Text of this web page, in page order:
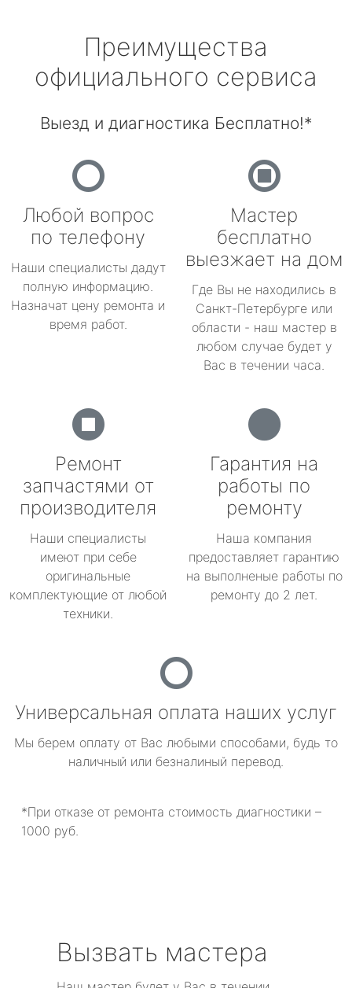
Преимущества
официального сервиса
Выезд и диагностика Бесплатно!*
Любой вопрос
по телефону
Наши специалисты дадут
полную информацию.
Назначат цену ремонта и
время работ.
Мастер
бесплатно
выезжает на дом
Где Вы не находились в
Санкт-Петербурге или
области - наш мастер в
любом случае будет у
Вас в течении часа.
Ремонт
запчастями от
производителя
Наши специалисты
имеют при себе
оригинальные
комплектующие от любой
техники.
Гарантия на
работы по
ремонту
Наша компания
предоставляет гарантию
на выполненые работы по
ремонту до 2 лет.
Универсальная оплата наших услуг
Мы берем оплату от Вас любыми способами, будь то
наличный или безналиный перевод.
*При отказе от ремонта стоимость диагностики –
1000 руб.
Вызвать мастера